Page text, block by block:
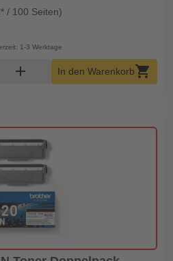
/ 100 Seiten)
1-3 Werktage
Menge
add In den Warenkorbshopping_cart